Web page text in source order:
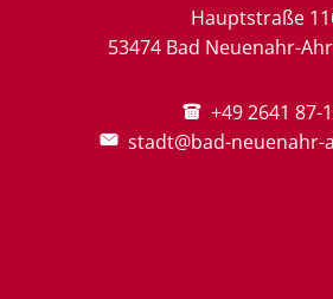
Hauptstraße
53474 Bad Neuenahr-
+49 2641 87-
stadt@bad-neuenahr-